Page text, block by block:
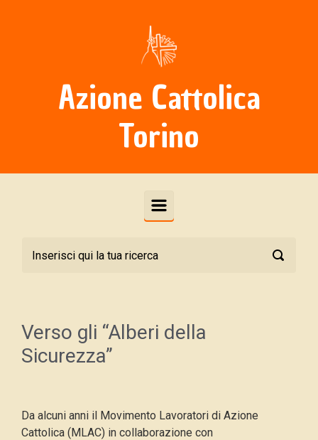
Azione Cattolica
Torino
Verso gli “Alberi della
Sicurezza”
Da alcuni anni il Movimento Lavoratori di Azione
Cattolica (MLAC) in collaborazione con